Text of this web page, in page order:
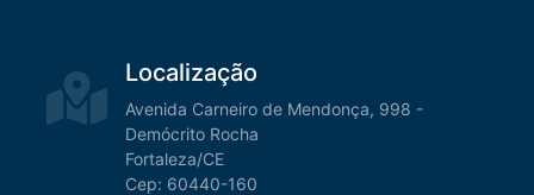
Localização
Avenida Carneiro de Mendonça, 998 -
Demócrito Rocha
Fortaleza/CE
Cep: 60440-160